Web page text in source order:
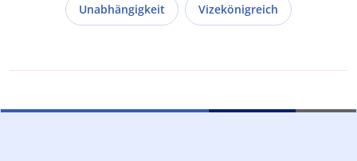
Unabhängigkeit Vizekönigreich